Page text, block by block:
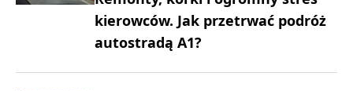
kierowców. Jak przetrwać podróż
autostradą A1?